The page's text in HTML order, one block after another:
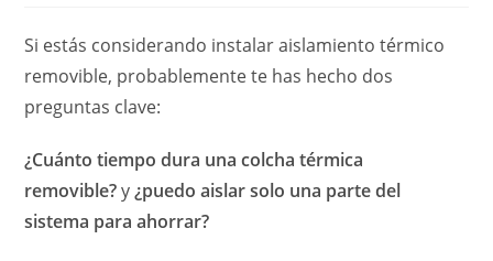
Si estás considerando instalar aislamiento térmico
removible, probablemente te has hecho dos
preguntas clave:
¿Cuánto tiempo dura una colcha térmica
removible?y¿puedo aislar solo una parte del
sistema para ahorrar?